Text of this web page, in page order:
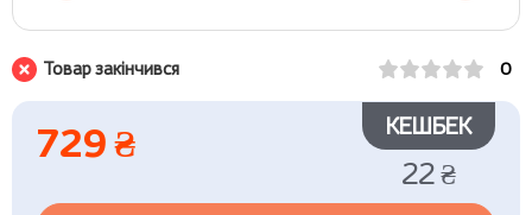
Товар закінчився 0
729 ₴ КЕШБЕК
22 ₴